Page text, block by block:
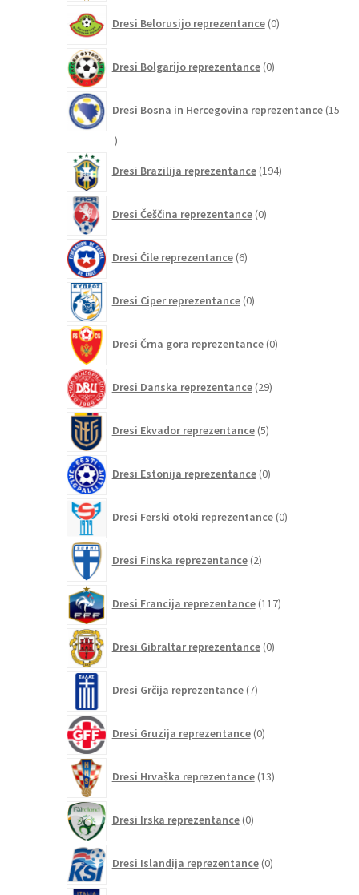
Dresi Belorusijo reprezentance 0izdelkov
Dresi Bolgarijo reprezentance 0izdelkov
Dresi Bosna in Hercegovina reprezentance 15
15
Dresi Brazilija reprezentance 194izdelkov
Dresi Češčina reprezentance 0izdelkov
Dresi Čile reprezentance 6izdelkov
Dresi Ciper reprezentance 0izdelkov
Dresi Črna gora reprezentance 0izdelkov
Dresi Danska reprezentance 29izdelkov
Dresi Ekvador reprezentance 5izdelkov
Dresi Estonija reprezentance 0izdelkov
Dresi Ferski otoki reprezentance 0izdelkov
Dresi Finska reprezentance 2izdelka
Dresi Francija reprezentance 117izdelkov
Dresi Gibraltar reprezentance 0izdelkov
Dresi Grčija reprezentance 7izdelkov
Dresi Gruzija reprezentance 0izdelkov
Dresi Hrvaška reprezentance 13izdelkov
Dresi Irska reprezentance 0izdelkov
Dresi Islandija reprezentance 0izdelkov